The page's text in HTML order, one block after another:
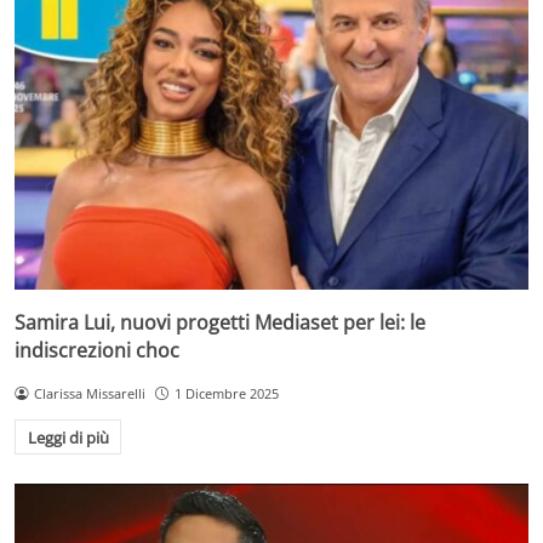
Samira Lui, nuovi progetti Mediaset per lei: le
indiscrezioni choc
Clarissa Missarelli 1 Dicembre 2025
Leggi di più